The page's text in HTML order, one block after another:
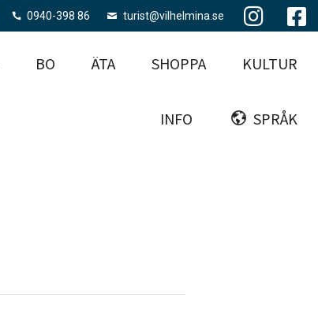
0940-398 86 turist@vilhelmina.se
BO ÄTA SHOPPA KULTUR
INFO SPRÅK